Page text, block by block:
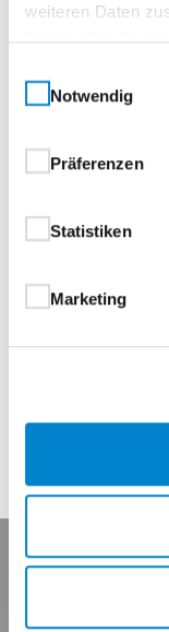
weiteren Daten
Notwendig
Präferenzen
Statistiken
Marketing
mehr Platz
Haustüren
Standflügel.
Neu: